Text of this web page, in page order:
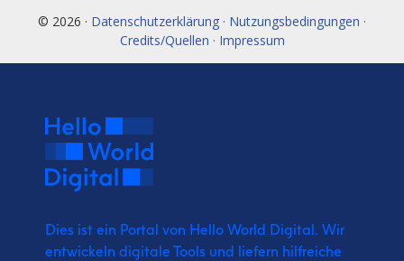
© 2026 · Datenschutzerklärung · Nutzungsbedingungen ·
Credits/Quellen · Impressum
Dies ist ein Portal von Hello World Digital. Wir
entwickeln digitale Tools und liefern hilfreiche